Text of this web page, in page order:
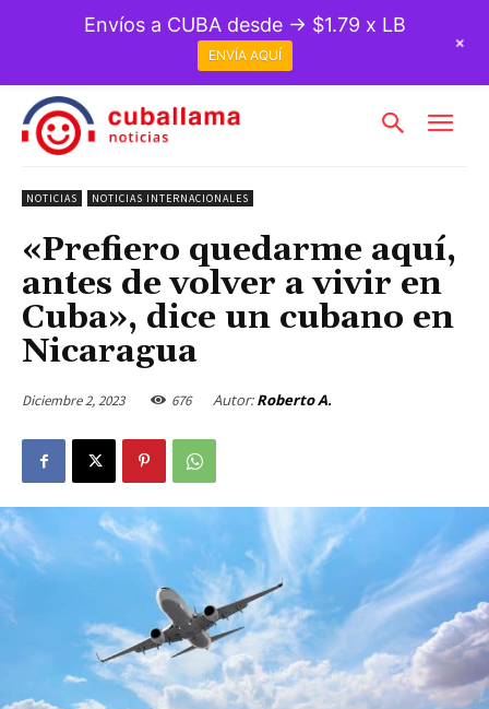
NOTICIAS NOTICIAS INTERNACIONALES
«Prefiero quedarme aquí,
antes de volver a vivir en
Cuba», dice un cubano en
Nicaragua
Diciembre 2, 2023 676 Autor: Roberto A.
Envíos a CUBA desde → $1.79 x LB
ENVÍA AQUÍ
+